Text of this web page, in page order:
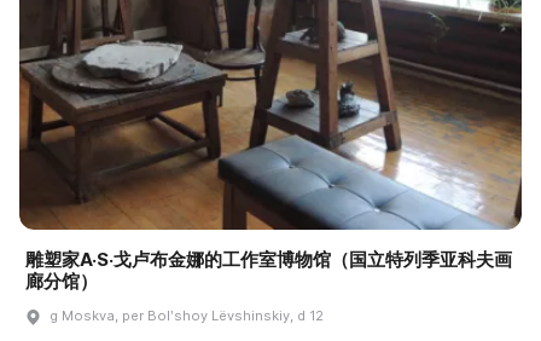
雕塑家A·S·戈卢布金娜的工作室博物馆（国立特列季亚科夫画
廊分馆）
g Moskva, per Bolʹshoy Lëvshinskiy, d 12